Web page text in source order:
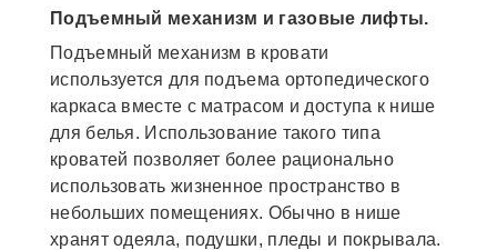
Подъемный механизм и газовые лифты.
Подъемный механизм в кровати
используется для подъема ортопедического
каркаса вместе с матрасом и доступа к нише
для белья. Использование такого типа
кроватей позволяет более рационально
использовать жизненное пространство в
небольших помещениях. Обычно в нише
хранят одеяла, подушки, пледы и покрывала.